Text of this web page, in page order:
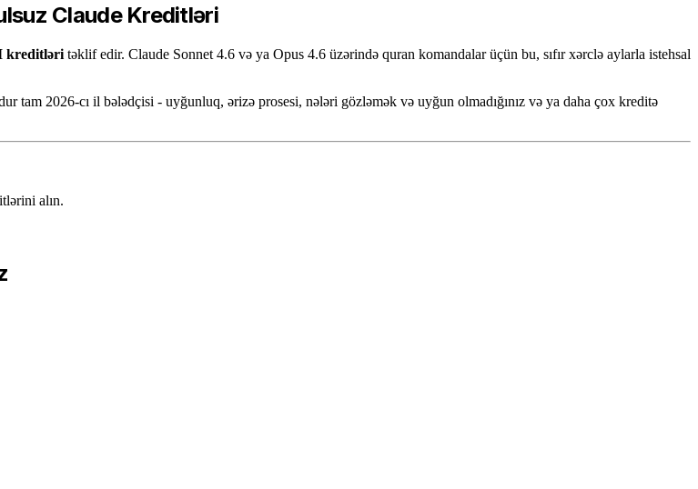
Claude Kreditləri
kreditləri təklif edir. Claude Sonnet 4.6 və ya Opus 4.6 üzərində quran komandalar üçün bu, sıfır xərclə aylarla istehsal
2026-cı il bələdçisi - uyğunluq, ərizə prosesi, nələri gözləmək və uyğun olmadığınız və ya daha çox kreditə
alın.